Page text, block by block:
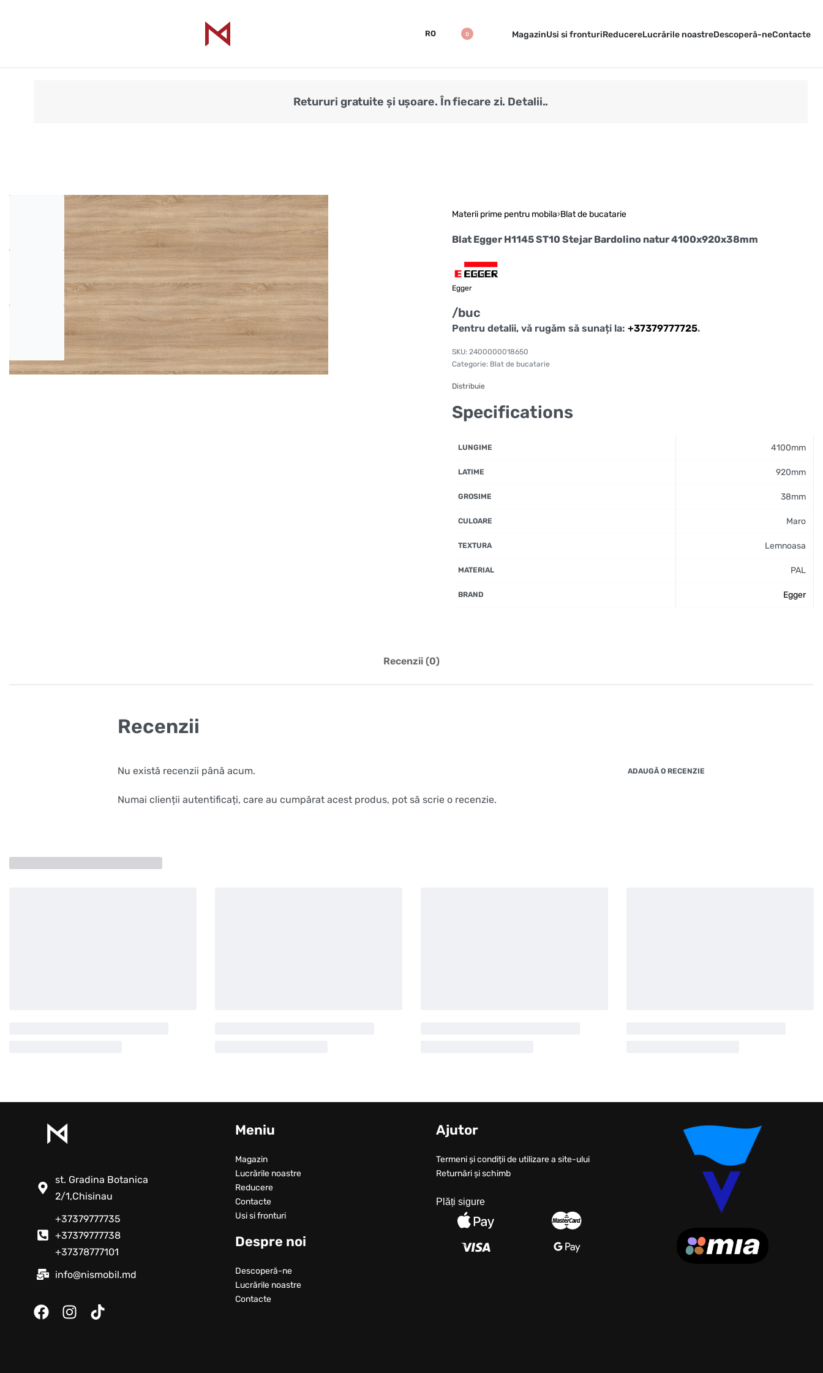
RO 0 MagazinUsi si fronturiReducereLucrările noastreDescoperă-neContacte
Retururi gratuite și ușoare. În fiecare zi. Detalii..
Materii prime pentru mobila›Blat de bucatarie
Blat Egger H1145 ST10 Stejar Bardolino natur 4100x920x38mm
Egger
/buc
Pentru detalii, vă rugăm să sunați la: +37379777725.
2400000018650
Categorie: Blat de bucatarie
Distribuie
Specifications
LUNGIME 4100mm
LATIME 920mm
GROSIME 38mm
CULOARE Maro
TEXTURA Lemnoasa
MATERIAL PAL
BRAND Egger
Recenzii (0)
Recenzii
Nu există recenzii până acum. ADAUGĂ O RECENZIE
Numai clienții autentificați, care au cumpărat acest produs, pot să scrie o recenzie.
st. Gradina Botanica
2/1,Chisinau
+37379777735
+37379777738
+37378777101
info@nismobil.md
Meniu
Magazin
Lucrările noastre
Reducere
Contacte
Usi si fronturi
Despre noi
Descoperă-ne
Lucrările noastre
Contacte
Ajutor
Termeni și condiții de utilizare a site-ului
Returnări și schimb
Plăți sigure